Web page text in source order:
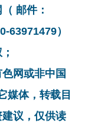
邮件：
）
网或非中国
媒体，转载目
议，仅供读